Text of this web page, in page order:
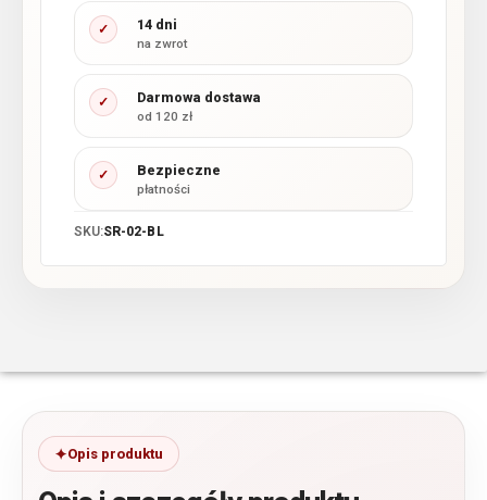
✓ 14 dni
na zwrot
✓ Darmowa dostawa
od 120 zł
✓ Bezpieczne
płatności
SKU:SR-02-BL
Opis produktu